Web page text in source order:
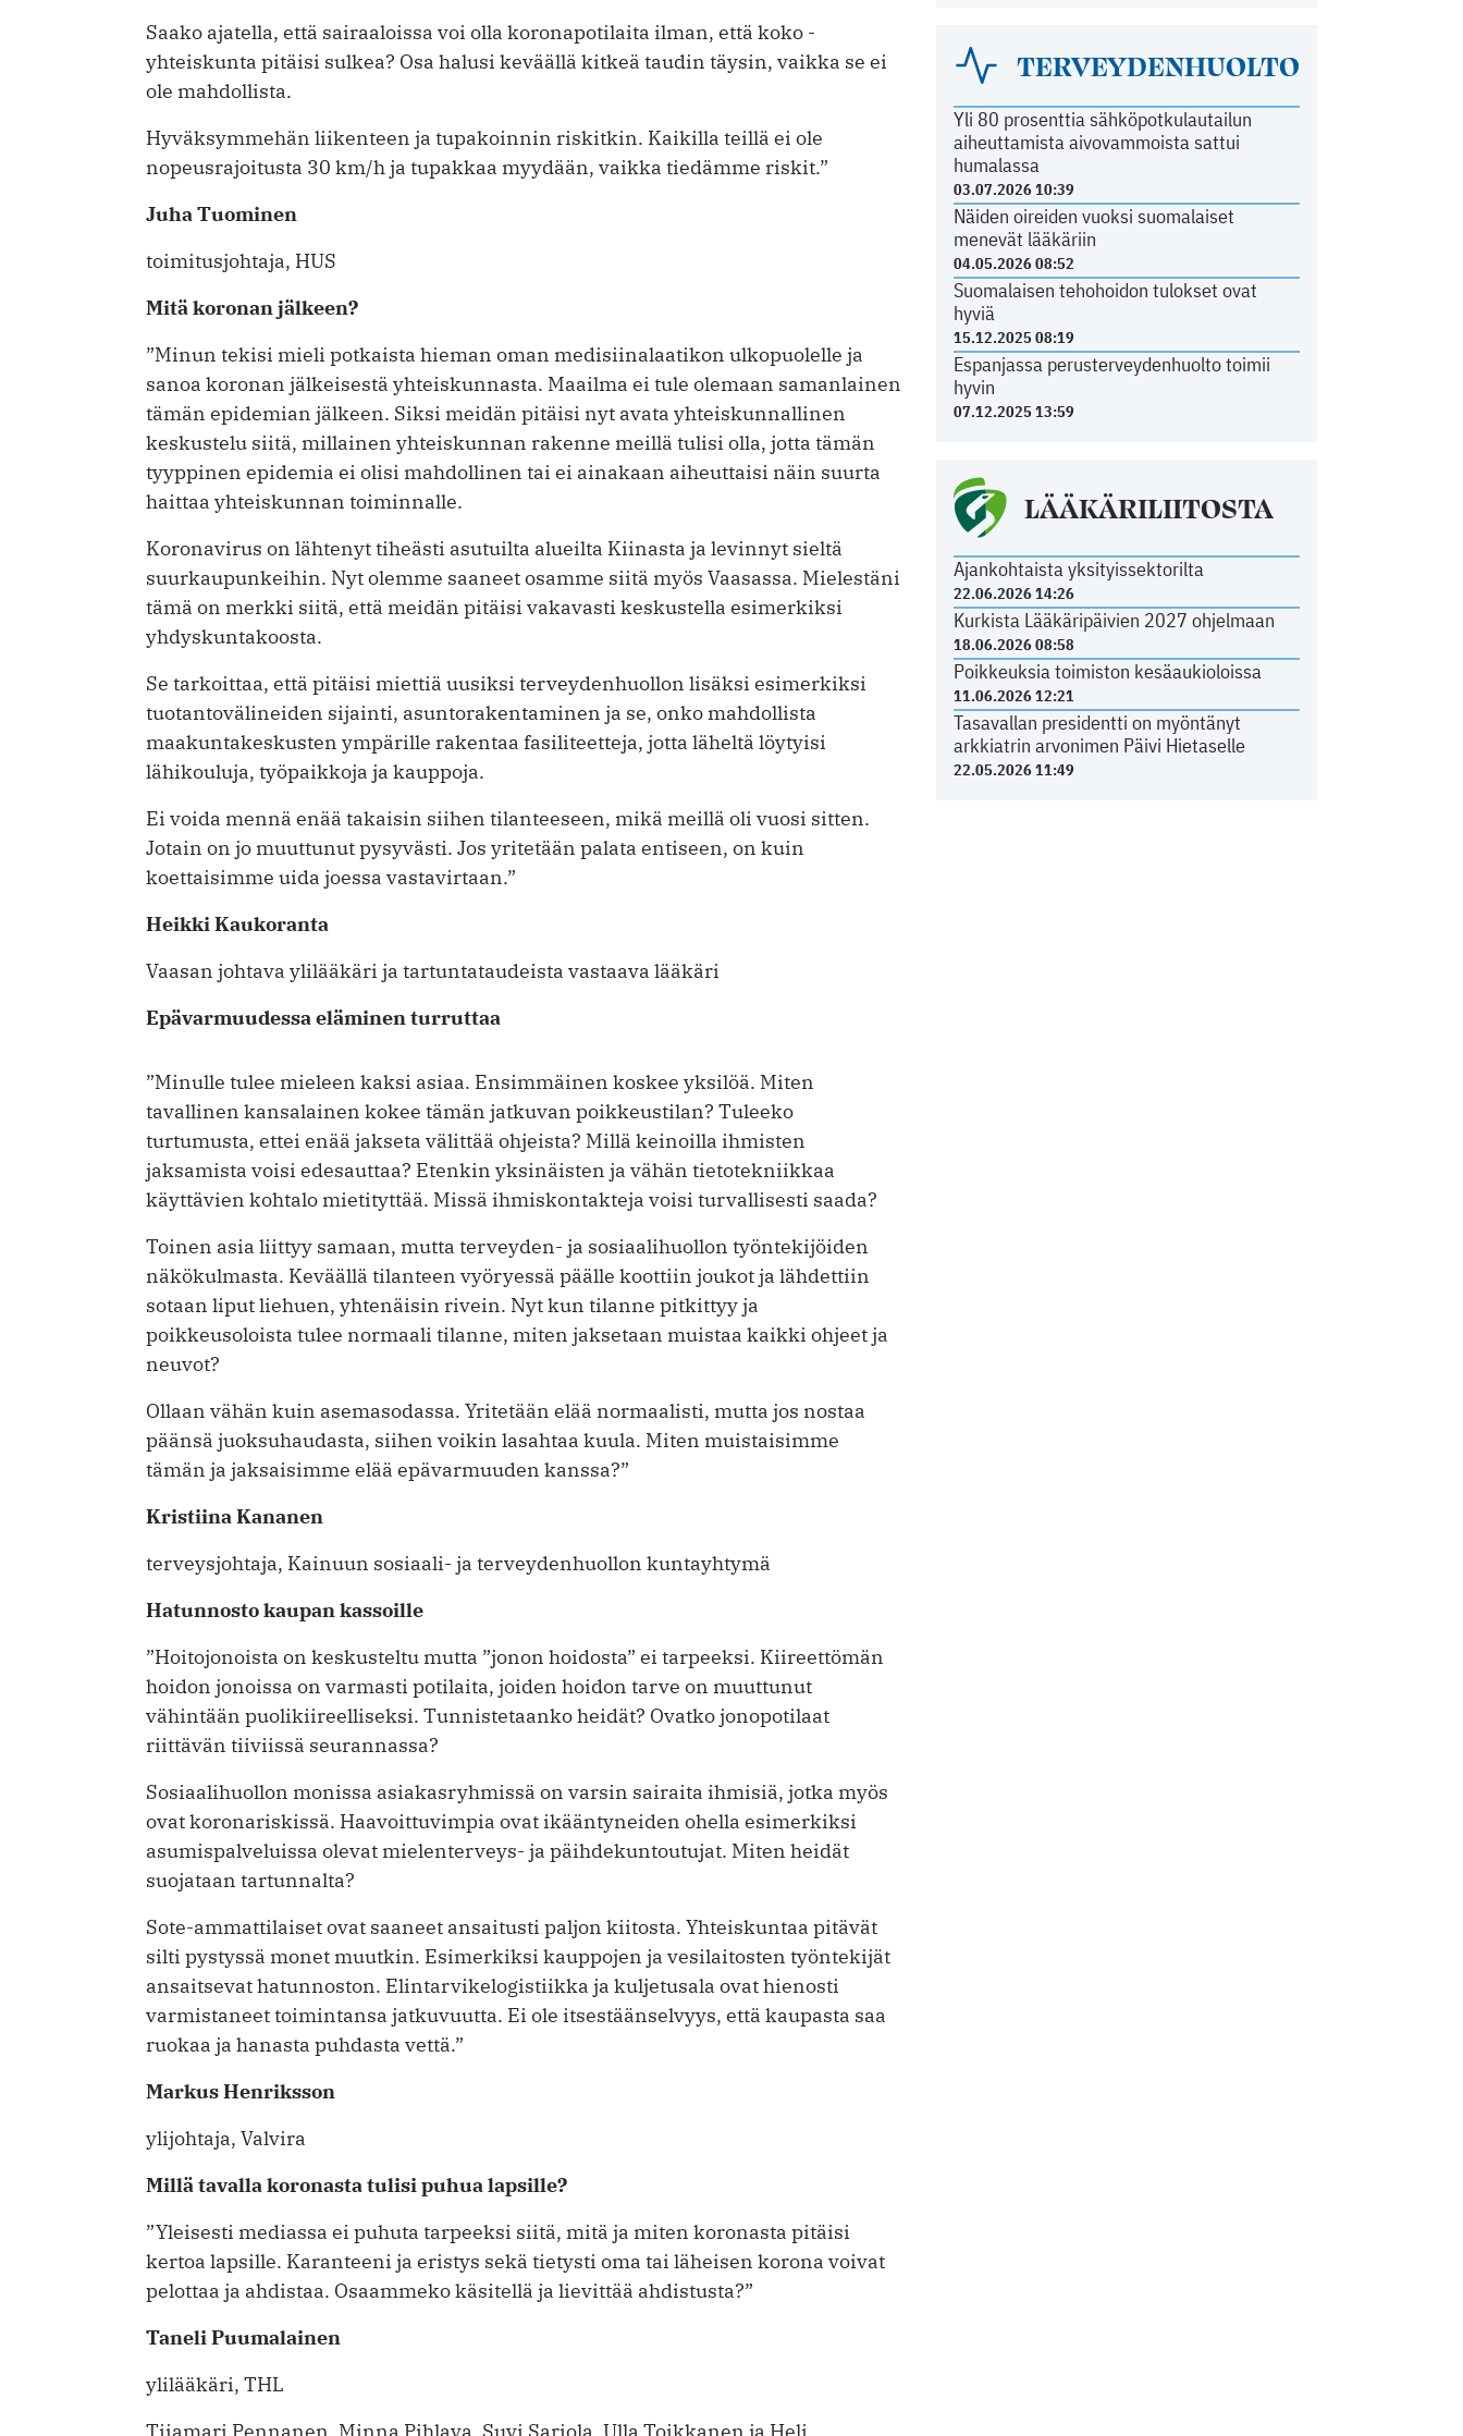
TERVEYDENHUOLTO
Yli 80 prosenttia sähköpotkulautailun
aiheuttamista aivovammoista sattui
humalassa
03.07.2026 10:39
Näiden oireiden vuoksi suomalaiset
menevät lääkäriin
04.05.2026 08:52
Suomalaisen tehohoidon tulokset ovat
hyviä
15.12.2025 08:19
Espanjassa perusterveydenhuolto toimii
hyvin
07.12.2025 13:59
LÄÄKÄRILIITOSTA
Ajankohtaista yksityissektorilta
22.06.2026 14:26
Kurkista Lääkäripäivien 2027 ohjelmaan
18.06.2026 08:58
Poikkeuksia toimiston kesäaukioloissa
11.06.2026 12:21
Tasavallan presidentti on myöntänyt
arkkiatrin arvonimen Päivi Hietaselle
22.05.2026 11:49
Saako ajatella, että sairaaloissa voi ­olla koronapotilaita ilman, että koko ­
yhteiskunta pitäisi sulkea? Osa halusi keväällä kitkeä taudin täysin, vaikka se ei
ole mahdollista.
Hyväksymmehän liikenteen ja tupakoinnin riskitkin. Kaikilla teillä ei ole
nopeusrajoitusta 30 km/h ja tupakkaa myydään, vaikka tiedämme riskit.”
Juha Tuominen
toimitusjohtaja, HUS
Mitä koronan jälkeen?
”Minun tekisi mieli potkaista hieman oman medisiinalaatikon ulkopuolelle ja
sanoa koronan jälkeisestä yhteiskunnasta. Maailma ei tule olemaan samanlainen
tämän epidemian jälkeen. Siksi meidän pitäisi nyt avata yhteiskunnallinen
keskustelu siitä, millainen yhteiskunnan rakenne meillä tulisi olla, jotta tämän
tyyppinen epidemia ei olisi mahdollinen tai ei ­ainakaan ­aiheuttaisi näin suurta
haittaa yhteiskunnan toiminnalle.
Koronavirus on lähtenyt tiheästi asutuilta alueilta Kiinasta ja levinnyt sieltä
suurkaupunkeihin. Nyt olemme saaneet osamme siitä myös Vaasassa. Mielestäni
tämä on merkki siitä, että meidän pitäisi vakavasti keskustella esi­merkiksi
yhdyskuntakoosta.
Se tarkoittaa, että pitäisi miettiä uusiksi terveydenhuollon lisäksi esimerkiksi
tuotantovälineiden sijainti, asuntorakentaminen ja se, onko mahdollista
maakuntakeskusten ympärille rakentaa fasiliteetteja, jotta läheltä löytyisi
lähikouluja, työpaikkoja ja kauppoja.
Ei voida mennä enää takaisin siihen tilanteeseen, mikä meillä oli vuosi sitten.
Jotain on jo muuttunut pysyvästi. Jos yritetään palata entiseen, on kuin
koettaisimme uida joessa vastavirtaan.”
Heikki Kaukoranta
Vaasan johtava ylilääkäri ja ­tartuntataudeista vastaava lääkäri
Epävarmuudessa eläminen turruttaa
”Minulle tulee mieleen kaksi asiaa. Ensimmäinen koskee yksilöä. Miten
tavallinen kansalainen kokee tämän jatkuvan poikkeustilan? Tuleeko
turtumusta, ettei enää jakseta välittää ohjeista? Millä keinoilla ihmisten
jaksamista voisi edesauttaa? Etenkin yksinäisten ja vähän tietotekniikkaa
käyttävien kohtalo mietityttää. Missä ihmiskontakteja voisi turvallisesti saada?
Toinen asia liittyy samaan, mutta terveyden- ja sosiaalihuollon työntekijöiden
näkökulmasta. Keväällä tilanteen vyöryessä päälle koottiin joukot ja lähdettiin
sotaan liput liehuen, yhtenäisin rivein. Nyt kun tilanne pitkittyy ja
poikkeusoloista tulee normaali tilanne, miten jaksetaan muistaa kaikki ohjeet ja
neuvot?
Ollaan vähän kuin asemasodassa. Yritetään elää normaalisti, mutta jos nostaa
päänsä juoksuhaudasta, siihen voikin lasahtaa kuula. Miten muistaisimme
tämän ja jaksaisimme elää epävarmuuden kanssa?”
Kristiina Kananen
terveysjohtaja, Kainuun sosiaali- ja terveydenhuollon kuntayhtymä
Hatunnosto kaupan kassoille
”Hoitojonoista on keskusteltu mutta ”jonon hoidosta” ei tarpeeksi. Kiireettömän
hoidon jonoissa on varmasti potilaita, joiden hoidon tarve on muuttunut
vähintään puolikiireel­liseksi. Tunnistetaanko heidät? Ovatko jonopotilaat
riittävän tiiviissä seurannassa?
Sosiaalihuollon monissa asiakasryhmissä on varsin sairaita ihmisiä, jotka myös
ovat koronariskissä. Haavoittuvimpia ovat ikääntyneiden ohella esimerkiksi
asumispalveluissa olevat mielenterveys- ja päihdekuntoutujat. Miten heidät
suojataan tartunnalta?
Sote-ammattilaiset ovat saaneet ansaitusti paljon kiitosta. Yhteiskuntaa pitävät
silti pystyssä monet muutkin. Esimerkiksi kauppojen ja vesilaitosten työntekijät
ansaitsevat hatunnoston. Elintarvikelogistiikka ja kuljetusala ovat hienosti
varmistaneet toimintansa jatkuvuutta. Ei ole itsestäänselvyys, että kaupasta saa
ruokaa ja hanasta puhdasta vettä.”
Markus Henriksson
ylijohtaja, Valvira
Millä tavalla koronasta tulisi puhua lapsille?
”Yleisesti mediassa ei puhuta tarpeeksi siitä, mitä ja miten koronasta pitäisi
kertoa lapsille. Karanteeni ja eristys sekä tietysti oma tai läheisen korona voivat
pelottaa ja ahdistaa. Osaammeko käsitellä ja lievittää ahdistusta?”
Taneli Puumalainen
ylilääkäri, THL
Tiiamari Pennanen, Minna Pihlava, Suvi Sariola, Ulla Toikkanen ja Heli